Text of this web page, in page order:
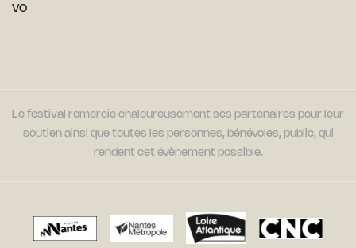
VO
Le festival remercie chaleureusement ses partenaires pour leur
soutien ainsi que toutes les personnes, bénévoles, public, qui
rendent cet évènement possible.